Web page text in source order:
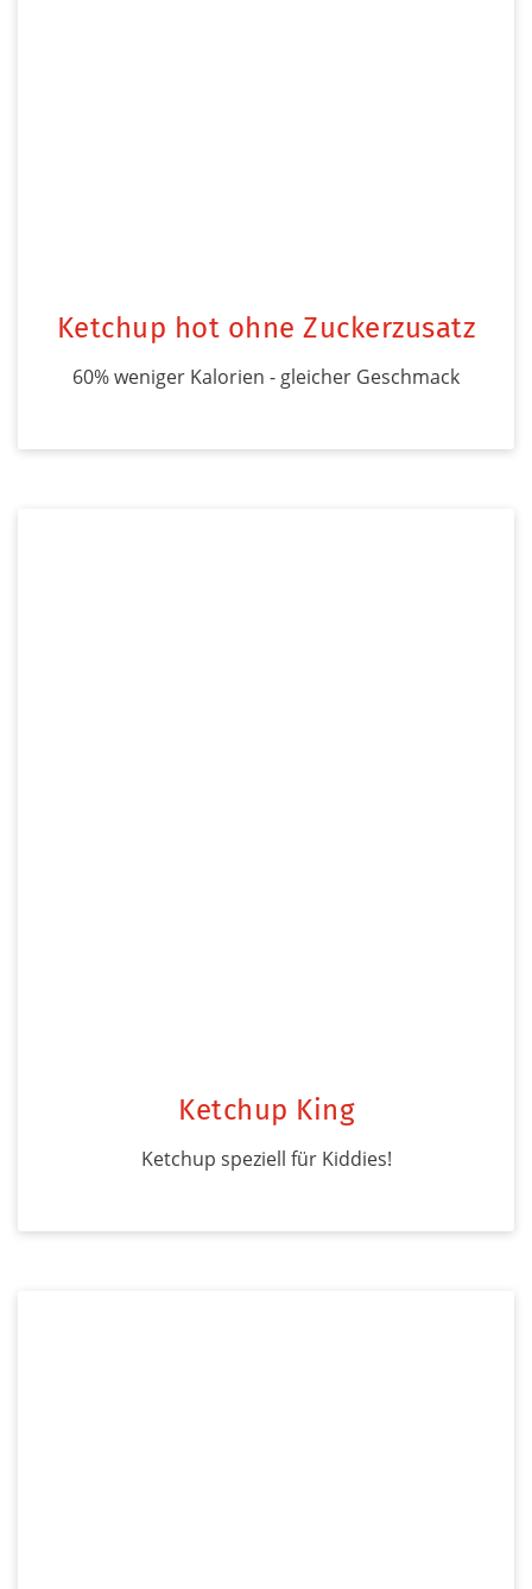
Ketchup hot ohne Zuckerzusatz
60% weniger Kalorien - gleicher Geschmack
Ketchup King
Ketchup speziell für Kiddies!